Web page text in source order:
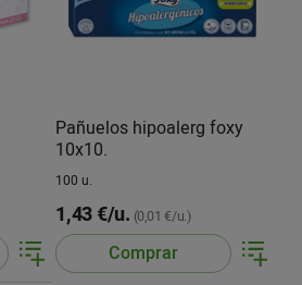
Pañuelos hipoalerg foxy
10x10.
100 u.
1,43 €/u. (0,01 €/u.)
Comprar